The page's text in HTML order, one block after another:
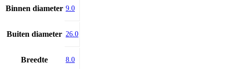
Binnen diameter 9.0
Buiten diameter 26.0
Breedte 8.0